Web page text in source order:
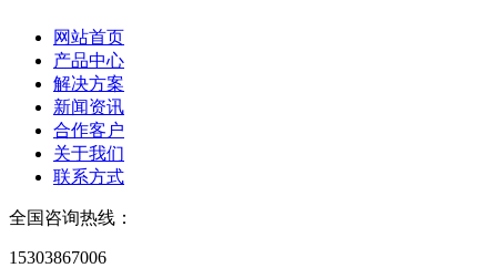
网站首页
产品中心
解决方案
新闻资讯
合作客户
关于我们
联系方式
全国咨询热线：
15303867006